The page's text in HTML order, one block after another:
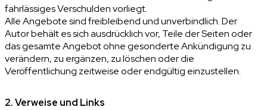
fahrlässiges Verschulden vorliegt.
Alle Angebote sind freibleibend und unverbindlich. Der
Autor behält es sich ausdrücklich vor, Teile der Seiten oder
das gesamte Angebot ohne gesonderte Ankündigung zu
verändern, zu ergänzen, zu löschen oder die
Veröffentlichung zeitweise oder endgültig einzustellen.
2. Verweise und Links